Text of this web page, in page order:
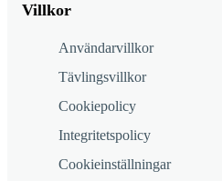
Villkor
Användarvillkor
Tävlingsvillkor
Cookiepolicy
Integritetspolicy
Cookieinställningar